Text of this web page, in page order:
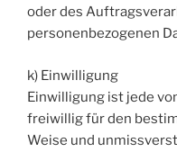
oder des
personenbezogenen
k) Einwilligung
Einwilligung ist jede
freiwillig für den
Weise und